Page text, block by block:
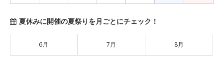
夏休みに開催の夏祭りを月ごとにチェック！
6月 7月 8月